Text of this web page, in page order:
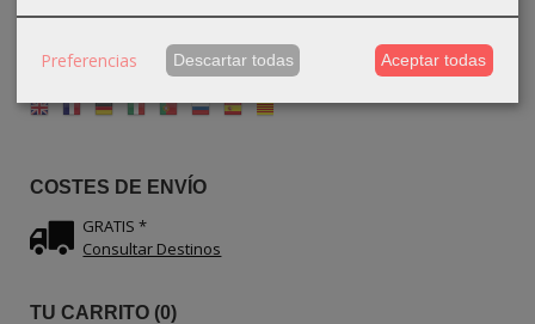
IDIOMA
COSTES DE ENVÍO
GRATIS *
Consultar Destinos
TU CARRITO (0)
Preferencias Descartar todas Aceptar todas